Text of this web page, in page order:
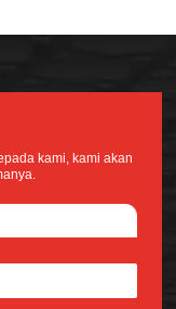
kami, kami akan